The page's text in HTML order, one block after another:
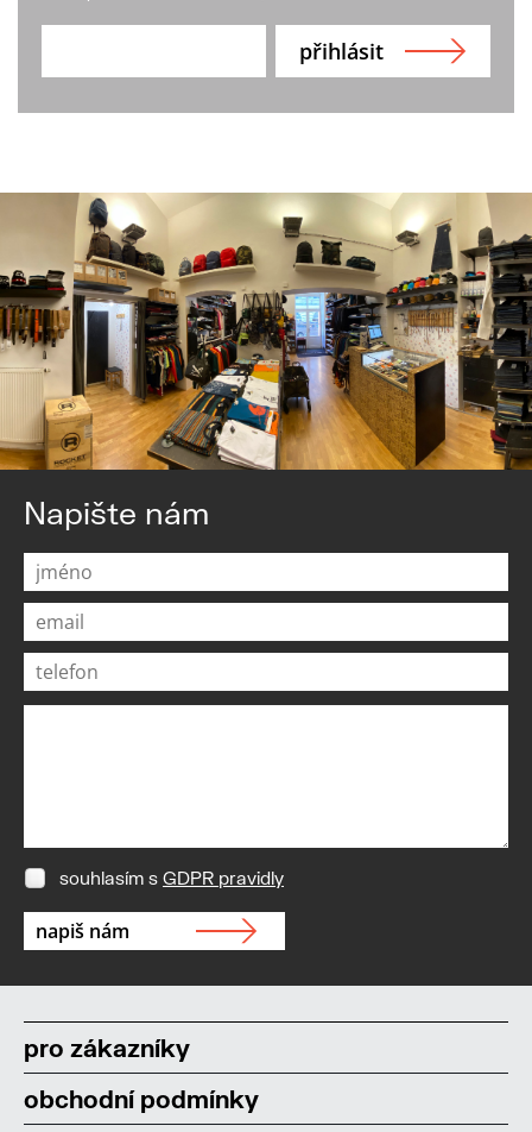
Napište nám
souhlasím s GDPR pravidly
pro zákazníky
obchodní podmínky